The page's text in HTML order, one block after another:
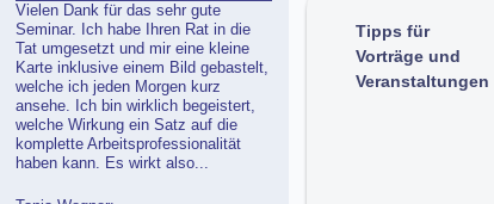
Tipps für
Vorträge und
Veranstaltungen
Vielen Dank für das sehr gute
Seminar. Ich habe Ihren Rat in die
Tat umgesetzt und mir eine kleine
Karte inklusive einem Bild gebastelt,
welche ich jeden Morgen kurz
ansehe. Ich bin wirklich begeistert,
welche Wirkung ein Satz auf die
komplette Arbeitsprofessionalität
haben kann. Es wirkt also...